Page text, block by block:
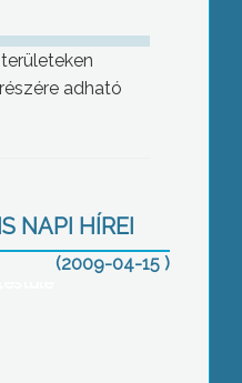
adható
NAPI HÍREI
(2009-04-15 )
a FIDESZ
való
a gyöngyösi